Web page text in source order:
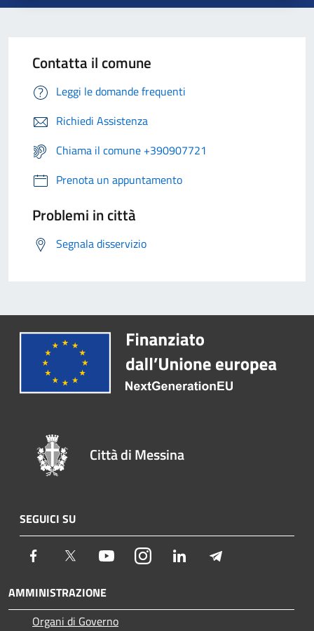
Contatta il comune
Leggi le domande frequenti
Richiedi Assistenza
Chiama il comune +390907721
Prenota un appuntamento
Problemi in città
Segnala disservizio
Città di Messina
SEGUICI SU
Facebook Twitter YoutubeInstagram LinkedIn
AMMINISTRAZIONE
Organi di Governo